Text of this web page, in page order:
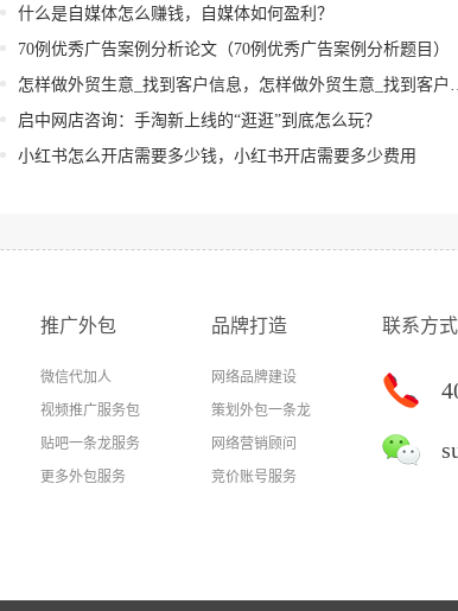
什么是自媒体怎么赚钱，自媒体如何盈利？
70例优秀广告案例分析论文（70例优秀广告案例分析题目）
怎样做外贸生意_找到客户信息，怎样做外贸生意_找到客户信息呢？
启中网店咨询：手淘新上线的“逛逛”到底怎么玩？
小红书怎么开店需要多少钱，小红书开店需要多少费用
推广外包
微信代加人
视频推广服务包
贴吧一条龙服务
更多外包服务
品牌打造
网络品牌建设
策划外包一条龙
网络营销顾问
竞价账号服务
联系方式